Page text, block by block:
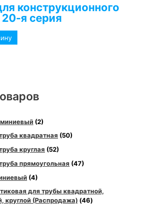
(2)
квадратная (50)
круглая (52)
прямоугольная (47)
(4)
для трубы квадратной,
круглой (Распродажа) (46)
конструкционного
я серия